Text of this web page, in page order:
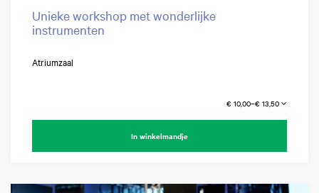
Unieke workshop met wonderlijke
instrumenten
Atriumzaal
€ 10,00–€ 13,50
In winkelmandje